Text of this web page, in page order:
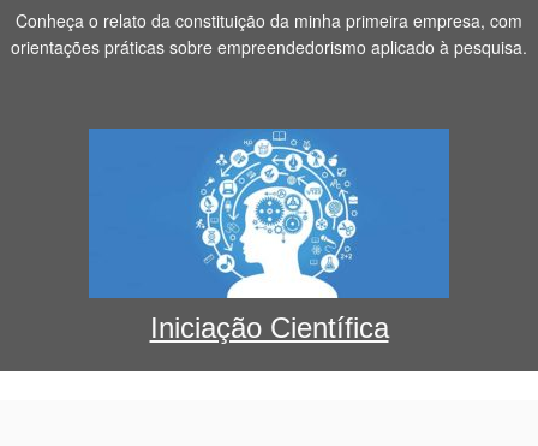
Conheça o relato da constituição da minha primeira empresa, com
orientações práticas sobre empreendedorismo aplicado à pesquisa.
Iniciação Científica